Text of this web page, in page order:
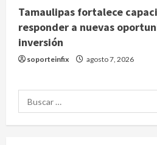
Tamaulipas fortalece
responder a nuevas
inversión
soporteinfix agosto 7, 2026
Buscar:
Denuncian
AICM
EE. UU.
Sheinbaum